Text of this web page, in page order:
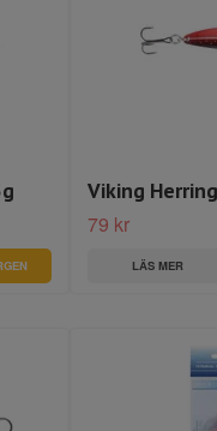
Viking
79 kr
LÄS MER